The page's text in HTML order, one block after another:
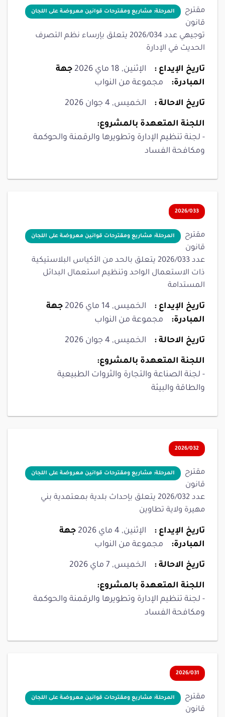
المرحلة: مشاريع ومقترحات قوانين معروضة على اللجان
مقترح
قانون
توجيهي عدد 2026/034 يتعلق بإرساء نظم التصرف
الحديث في الإدارة
تاريخ الإيداع : الإثنين, 18 ماي 2026
جهة
المبادرة:
مجموعة من النواب
تاريخ الاحالة : الخميس, 4 جوان 2026
اللجنة المتعهدة بالمشروع:
- لجنة تنظيم الإدارة وتطويرها والرقمنة والحوكمة
ومكافحة الفساد
2026/033
المرحلة: مشاريع ومقترحات قوانين معروضة على اللجان
مقترح
قانون
عدد 2026/033 يتعلق بالحد من الأكياس البلاستيكية
ذات الاستعمال الواحد وتنظيم استعمال البدائل
المستدامة
تاريخ الإيداع : الخميس, 14 ماي 2026
جهة
المبادرة:
مجموعة من النواب
تاريخ الاحالة : الخميس, 4 جوان 2026
اللجنة المتعهدة بالمشروع:
- لجنة الصناعة والتجارة والثروات الطبيعية
والطاقة والبيئة
2026/032
المرحلة: مشاريع ومقترحات قوانين معروضة على اللجان
مقترح
قانون
عدد 2026/032 يتعلق بإحداث بلدية بمعتمدية بني
مهيرة ولاية تطاوين
تاريخ الإيداع : الإثنين, 4 ماي 2026
جهة
المبادرة:
مجموعة من النواب
تاريخ الاحالة : الخميس, 7 ماي 2026
اللجنة المتعهدة بالمشروع:
- لجنة تنظيم الإدارة وتطويرها والرقمنة والحوكمة
ومكافحة الفساد
2026/031
المرحلة: مشاريع ومقترحات قوانين معروضة على اللجان
مقترح
قانون